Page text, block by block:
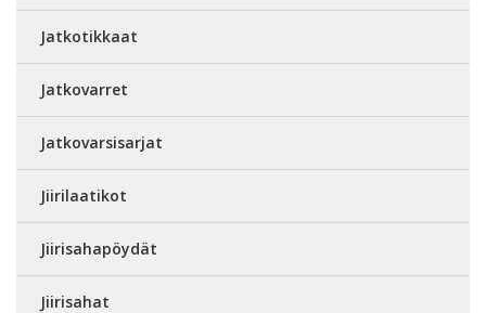
Jatkotikkaat
Jatkovarret
Jatkovarsisarjat
Jiirilaatikot
Jiirisahapöydät
Jiirisahat